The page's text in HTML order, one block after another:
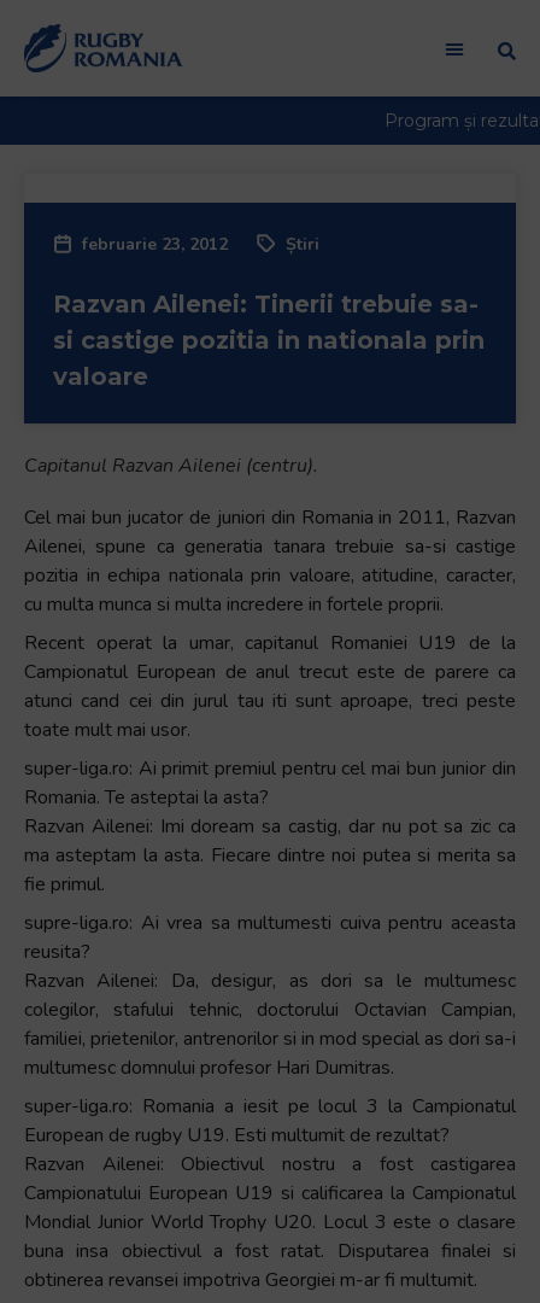
in
Accessibility
reader,
press
"Ctrl
shortcut
activates
the
screen
reader
help
you
navigate
interact
with
content.
februarie 23, 2012 Știri
Razvan Ailenei: Tinerii trebuie sa-
si castige pozitia in nationala prin
valoare
Capitanul Razvan Ailenei (centru).
Cel mai bun jucator de juniori din Romania in 2011, Razvan
Ailenei, spune ca generatia tanara trebuie sa-si castige
pozitia in echipa nationala prin valoare, atitudine, caracter,
cu multa munca si multa incredere in fortele proprii.
Recent operat la umar, capitanul Romaniei U19 de la
Campionatul European de anul trecut este de parere ca
atunci cand cei din jurul tau iti sunt aproape, treci peste
toate mult mai usor.
super-liga.ro: Ai primit premiul pentru cel mai bun junior din
Romania. Te asteptai la asta?
Razvan Ailenei: Imi doream sa castig, dar nu pot sa zic ca
ma asteptam la asta. Fiecare dintre noi putea si merita sa
fie primul.
supre-liga.ro: Ai vrea sa multumesti cuiva pentru aceasta
reusita?
Razvan Ailenei: Da, desigur, as dori sa le multumesc
colegilor, stafului tehnic, doctorului Octavian Campian,
familiei, prietenilor, antrenorilor si in mod special as dori sa-i
multumesc domnului profesor Hari Dumitras.
super-liga.ro: Romania a iesit pe locul 3 la Campionatul
European de rugby U19. Esti multumit de rezultat?
Razvan Ailenei: Obiectivul nostru a fost castigarea
Campionatului European U19 si calificarea la Campionatul
Mondial Junior World Trophy U20. Locul 3 este o clasare
buna insa obiectivul a fost ratat. Disputarea finalei si
obtinerea revansei impotriva Georgiei m-ar fi multumit.